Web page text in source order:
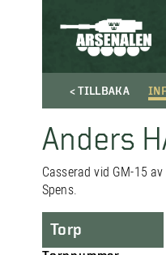
< TILLBAKA
Anders
Casserad vid GM-15
Spens.
Torp